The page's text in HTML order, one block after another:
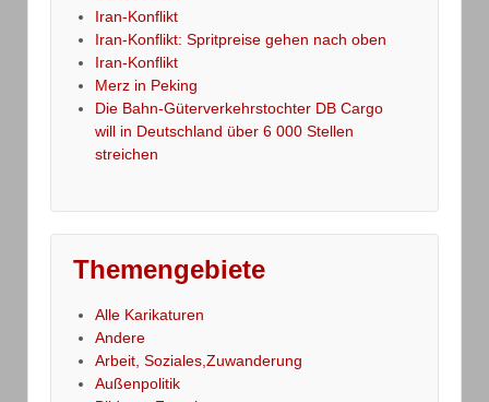
Iran-Konflikt
Iran-Konflikt: Spritpreise gehen nach oben
Iran-Konflikt
Merz in Peking
Die Bahn-Güterverkehrstochter DB Cargo
will in Deutschland über 6 000 Stellen
streichen
Themengebiete
Alle Karikaturen
Andere
Arbeit, Soziales,Zuwanderung
Außenpolitik